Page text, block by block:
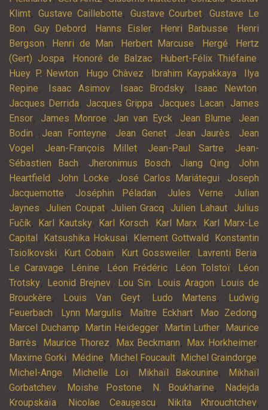
Klimt, Gustave Caillebotte, Gustave Courbet,Gustave Le
Bon, Guy Debord , Hanns Eisler, Henri Barbusse,
Henri
Bergson, Henri de Man, Herbert Marcuse, Hergé,
Hertz
(Gert) Jospa, Honoré de Balzac, Hubert-Félix Thiéfaine,
Huey P. Newton, Hugo Chàvez, Ibrahim Kaypakkaya,
Ilya
Repine, Isaac Asimov, Isaac Brodsky, Isaac Newton,
Jacques Derrida, Jacques Grippa, Jacques Lacan, James
Ensor, James Monroe, Jan van Eyck, Jean Blume, Jean
Bodin, Jean Fonteyne, Jean Genet, Jean Jaurès, Jean
Vogel , Jean-François Millet, Jean-Paul Sartre, Jean-
Sébastien Bach, Jheronimus Bosch, Jiang Qing, John
Heartfield , John Locke, José Carlos Mariátegui, Joseph
Jacquemotte, Joséphin Péladan, Jules Verne, Julian
Jaynes, Julien Coupat, Julien Gracq, Julien Lahaut, Julius
Fučík, Karl Kautsky, Karl Korsch, Karl Marx, Karl Marx-Le
Capital , Katsushika Hokusai, Klement Gottwald , Konstantin
Tsiolkovski, Kurt Cobain, Kurt Gossweiler, Lavrenti Beria,
Le Caravage, Lénine, Léon Frédéric, Léon Tolstoï,
Léon
Trotsky, Leonid Brejnev, Lou Sin, Louis Aragon, Louis de
Brouckère, Louis Van Geyt, Ludo Martens,
Ludwig
Feuerbach, Lynn Margulis, Maître Eckhart, Mao Zedong,
Marcel Duchamp, Martin Heidegger, Martin Luther, Maurice
Barrès, Maurice Thorez, Max Beckmann, Max Horkheimer,
Maxime Gorki, Médine, Michel Foucault, Michel Graindorge,
Michel-Ange, Michelle Loi, Mikhaïl Bakounine,
Mikhaïl
Gorbatchev, Moishe Postone, N. Boukharine,
Nadejda
Kroupskaïa, Nicolae Ceaușescu, Nikita Khrouchtchev,